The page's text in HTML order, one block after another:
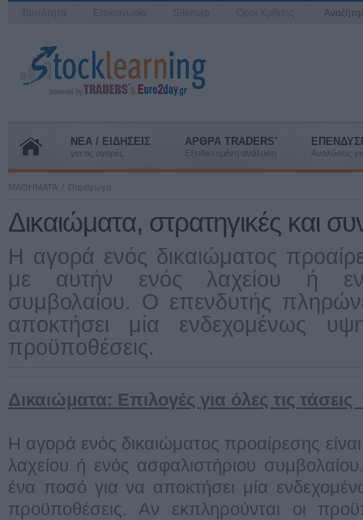
ΝΕΑ / ΕΙΔΗΣΕΙΣ
για τις αγορές
ΑΡΘΡΑ TRADERS'
Εξειδικευμένη ανάλυση Αναλύσεις
ΜΑΘΗΜΑΤΑ Παράγωγα
Δικαιώματα, στρατηγικές και
H αγορά ενός δικαιώματος
με αυτήν ενός λαχείου ή
συμβολαίου. O επενδυτής
αποκτήσει μία ενδεχομένως
προϋποθέσεις.
Δικαιώματα: Επιλογές για όλες τις
H αγορά ενός δικαιώματος προαίρεσης
λαχείου ή ενός ασφαλιστήριου
ένα ποσό για να αποκτήσει μία
προϋποθέσεις. Αν εκπληρούνται οι